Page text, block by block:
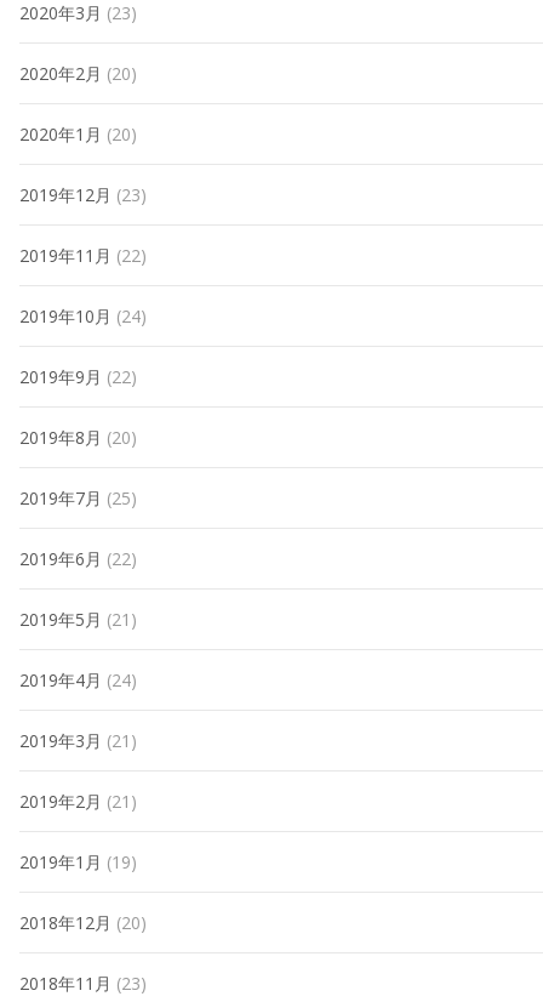
2020年3月 (23)
2020年2月 (20)
2020年1月 (20)
2019年12月 (23)
2019年11月 (22)
2019年10月 (24)
2019年9月 (22)
2019年8月 (20)
2019年7月 (25)
2019年6月 (22)
2019年5月 (21)
2019年4月 (24)
2019年3月 (21)
2019年2月 (21)
2019年1月 (19)
2018年12月 (20)
2018年11月 (23)